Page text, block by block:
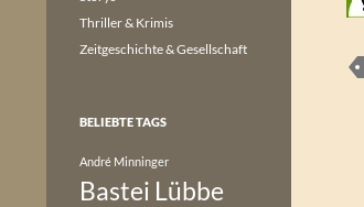
Thriller & Krimis
Zeitgeschichte & Gesellschaft
BELIEBTE TAGS
André Minninger
Bastei Lübbe